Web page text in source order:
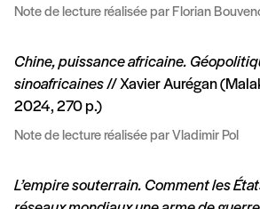
Note de lecture réalisée par Florian
Chine, puissance africaine.
sinoafricaines// Xavier Aurégan
2024, 270 p.)
Note de lecture réalisée par Vladimir Pol
L’empire souterrain. Comment les